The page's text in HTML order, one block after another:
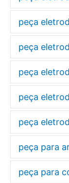
peça
peça
peça
peça
peça
peça para
peça para